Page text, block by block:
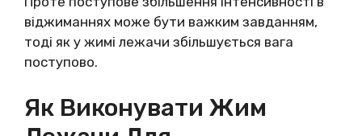
віджиманнях може бути важким завданням,
тоді як у жимі лежачи збільшується вага
поступово.
Як Виконувати Жим